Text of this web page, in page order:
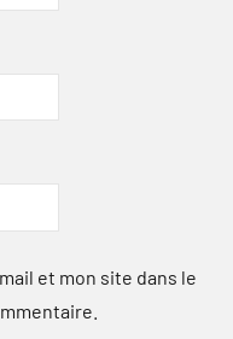
et mon site dans le